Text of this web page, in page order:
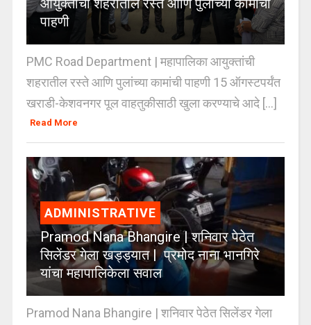
पाहणी
PMC Road Department | महापालिका आयुक्तांची
शहरातील रस्ते आणि पुलांच्या कामांची पाहणी 15 ऑगस्टपर्यंत
खराडी-केशवनगर पूल वाहतुकीसाठी खुला करण्याचे आदे [...]
Read More
ADMINISTRATIVE
Pramod Nana Bhangire | शनिवार पेठेत
सिलेंडर गेला खड्ड्यात | प्रमोद नाना भानगिरे
यांचा महापालिकेला सवाल
Pramod Nana Bhangire | शनिवार पेठेत सिलेंडर गेला